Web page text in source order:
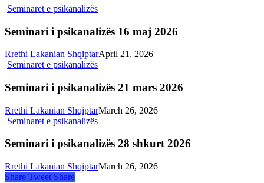
Seminaret e psikanalizës
Seminari i psikanalizës 16 maj 2026
Rrethi Lakanian ShqiptarApril 21, 2026
Seminaret e psikanalizës
Seminari i psikanalizës 21 mars 2026
Rrethi Lakanian ShqiptarMarch 26, 2026
Seminaret e psikanalizës
Seminari i psikanalizës 28 shkurt 2026
Rrethi Lakanian ShqiptarMarch 26, 2026
Share Tweet Share